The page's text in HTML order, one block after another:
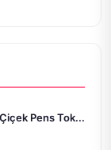
Pens Tok...